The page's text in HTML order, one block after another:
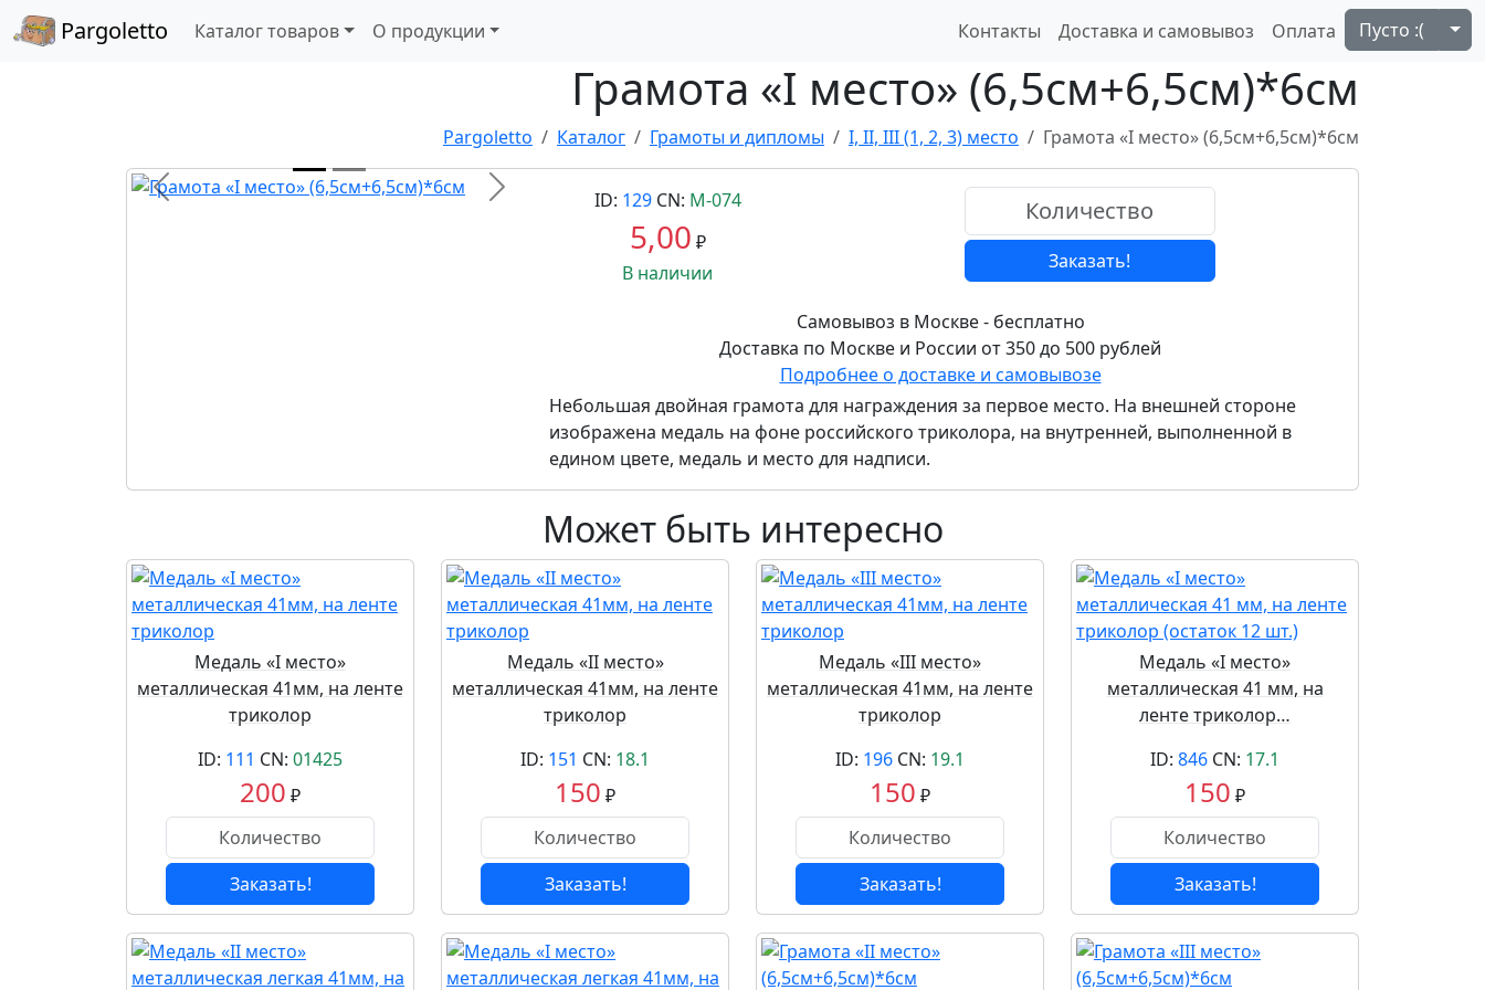
Pargoletto Каталог товаров О продукции Контакты Доставка и самовывоз Оплата Пусто :(
Грамота «I место» (6,5см+6,5см)*6см
Pargoletto Каталог Грамоты и дипломы I, II, III (1, 2, 3) место Грамота «I место» (6,5см+6,5см)*6см
Назад Вперед ID: 129CN: М-074
5,00 ₽
В наличии
Заказать!
Самовывоз в Москве - бесплатно
Доставка по Москве и России от 350 до 500 рублей
Подробнее о доставке и самовывозе
Небольшая двойная грамота для награждения за первое место. На внешней стороне
изображена медаль на фоне российского триколора, на внутренней, выполненной в
едином цвете, медаль и место для надписи.
Может быть интересно
Медаль «I место»
металлическая 41мм, на ленте
триколор
ID: 111 CN: 01425
200 ₽
Заказать!
Медаль «II место»
металлическая 41мм, на ленте
триколор
ID: 151 CN: 18.1
150 ₽
Заказать!
Медаль «III место»
металлическая 41мм, на ленте
триколор
ID: 196 CN: 19.1
150 ₽
Заказать!
Медаль «I место»
металлическая 41 мм, на
ленте триколор…
ID: 846 CN: 17.1
150 ₽
Заказать!